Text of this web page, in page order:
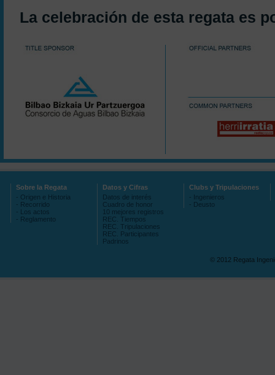
La celebración de esta regata es
Sobre la Regata
- Origen e Historia
- Recorrido
- Los actos
- Reglamento
Datos y Cifras
Datos de interés
Cuadro de honor
10 mejores registros
REC. Tiempos
REC. Tripulaciones
REC. Participantes
Padrinos
Clubs y Tripulaciones
- Ingenieros
- Deusto
© 2012 Regata